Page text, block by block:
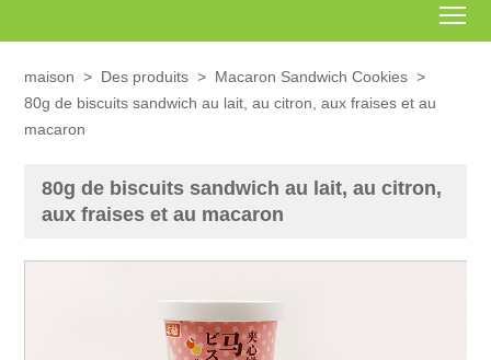
maison > Des produits > Macaron Sandwich Cookies >
80g de biscuits sandwich au lait, au citron, aux fraises et au
macaron
80g de biscuits sandwich au lait, au citron,
aux fraises et au macaron